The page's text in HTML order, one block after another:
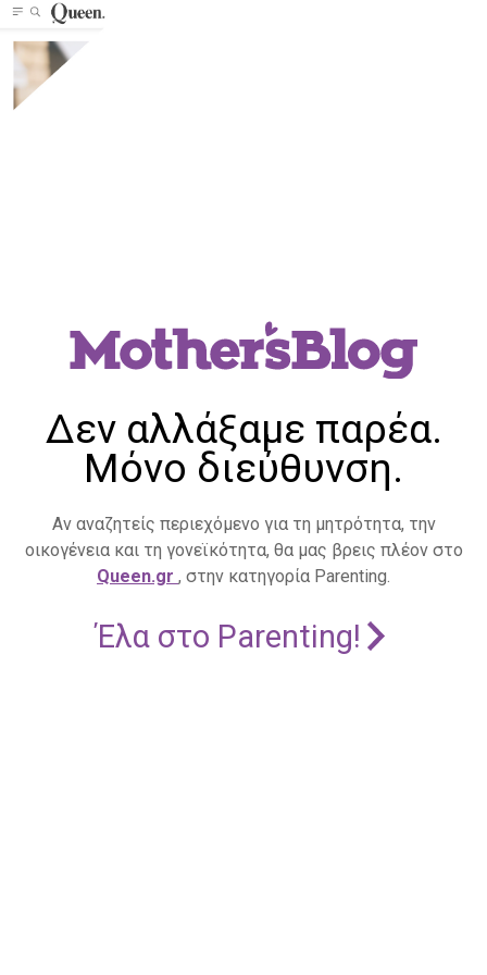
Δεν αλλάξαμε παρέα.
Μόνο διεύθυνση.
Αν αναζητείς περιεχόμενο για τη μητρότητα, την
οικογένεια και τη γονεϊκότητα, θα μας βρεις πλέον στο
Queen.gr , στην κατηγορία Parenting.
Έλα στο Parenting!